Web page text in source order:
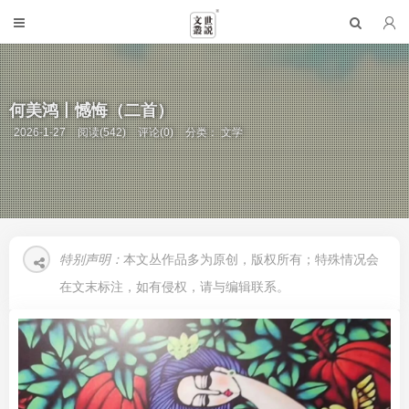
何美鸿丨憾悔（二首）
2026-1-27 阅读(542) 评论(0) 分类：文学
特别声明： 本文丛作品多为原创，版权所有；特殊情况会
在文末标注，如有侵权，请与编辑联系。